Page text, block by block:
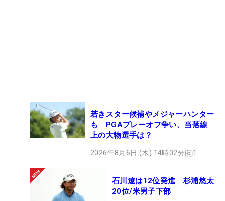
若きスター候補やメジャーハンター
も PGAプレーオフ争い、当落線
上の大物選手は？
2026年8月6日 (木) 14時02分 1
石川遼は12位発進 杉浦悠太
20位/米男子下部